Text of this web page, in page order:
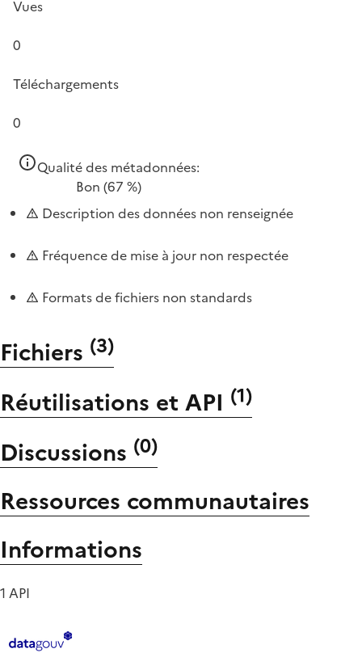
Vues
0
Téléchargements
0
Qualité des métadonnées:
Bon (67 %)
Description des données non renseignée
Fréquence de mise à jour non respectée
Formats de fichiers non standards
Fichiers (3)
Réutilisations et API (1)
Discussions (0)
Ressources communautaires
Informations
1 API